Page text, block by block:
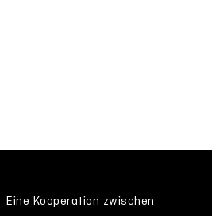
Eine Kooperation zwischen